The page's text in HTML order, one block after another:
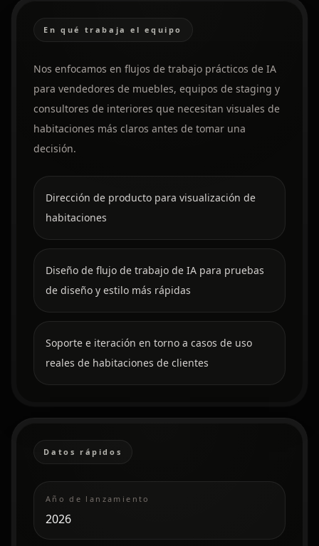
En qué trabaja el equipo
Nos enfocamos en flujos de trabajo prácticos de IA
para vendedores de muebles, equipos de staging y
consultores de interiores que necesitan visuales de
habitaciones más claros antes de tomar una
decisión.
Dirección de producto para visualización de
habitaciones
Diseño de flujo de trabajo de IA para pruebas
de diseño y estilo más rápidas
Soporte e iteración en torno a casos de uso
reales de habitaciones de clientes
Datos rápidos
Año de lanzamiento
2026